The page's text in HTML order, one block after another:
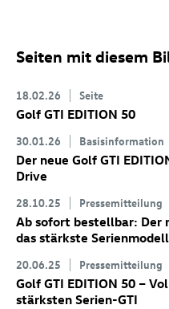
Seiten mit diesem
18.02.26 Seite
Golf GTI EDITION 50
30.01.26 Basisinformation
Der neue Golf GTI
Drive
28.10.25 Pressemitteilung
Ab sofort bestellbar: Der
das stärkste
20.06.25 Pressemitteilung
Golf GTI EDITION 50 –
stärksten Serien-GTI